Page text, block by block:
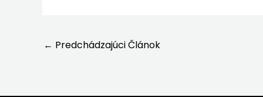
← Predchádzajúci Článok